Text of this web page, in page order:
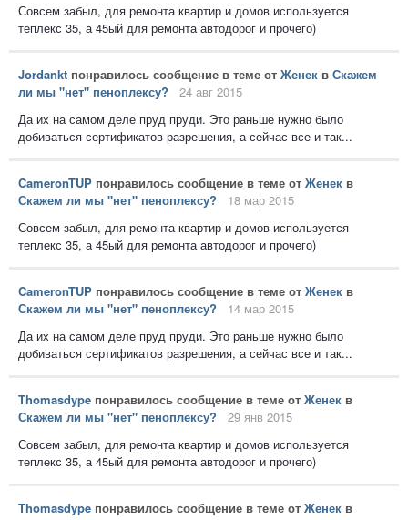
Совсем забыл, для ремонта квартир и домов используется
теплекс 35, а 45ый для ремонта автодорог и прочего)
Jordankt понравилось сообщение в теме от Женек в Скажем
ли мы "нет" пеноплексу?
24 авг 2015
Да их на самом деле пруд пруди. Это раньше нужно было
добиваться сертификатов разрешения, а сейчас все и так...
CameronTUP понравилось сообщение в теме от Женек в
Скажем ли мы "нет" пеноплексу?
18 мар 2015
Совсем забыл, для ремонта квартир и домов используется
теплекс 35, а 45ый для ремонта автодорог и прочего)
CameronTUP понравилось сообщение в теме от Женек в
Скажем ли мы "нет" пеноплексу?
14 мар 2015
Да их на самом деле пруд пруди. Это раньше нужно было
добиваться сертификатов разрешения, а сейчас все и так...
Thomasdype понравилось сообщение в теме от Женек в
Скажем ли мы "нет" пеноплексу?
29 янв 2015
Совсем забыл, для ремонта квартир и домов используется
теплекс 35, а 45ый для ремонта автодорог и прочего)
Thomasdype понравилось сообщение в теме от Женек в